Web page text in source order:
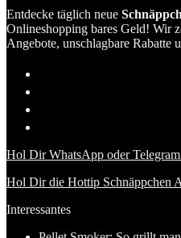
Entdecke täglich neue
Onlineshopping bares Geld! Wir
Angebote, unschlagbare Rabatte
Hol Dir WhatsApp oder
Hol Dir die Hottip Schnäppchen
Interessantes